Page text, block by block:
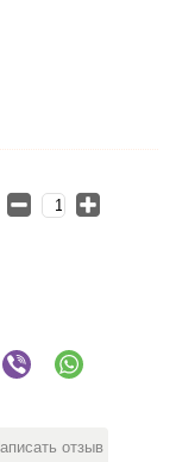
отзыв